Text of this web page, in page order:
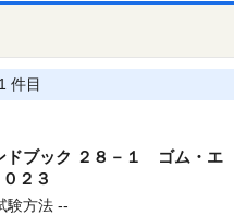
件目
ドブック ２８－１ ゴム・エ
２３
験方法 --